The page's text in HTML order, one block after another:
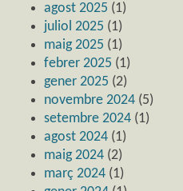
agost 2025 (1)
juliol 2025 (1)
maig 2025 (1)
febrer 2025 (1)
gener 2025 (2)
novembre 2024 (5)
setembre 2024 (1)
agost 2024 (1)
maig 2024 (2)
març 2024 (1)